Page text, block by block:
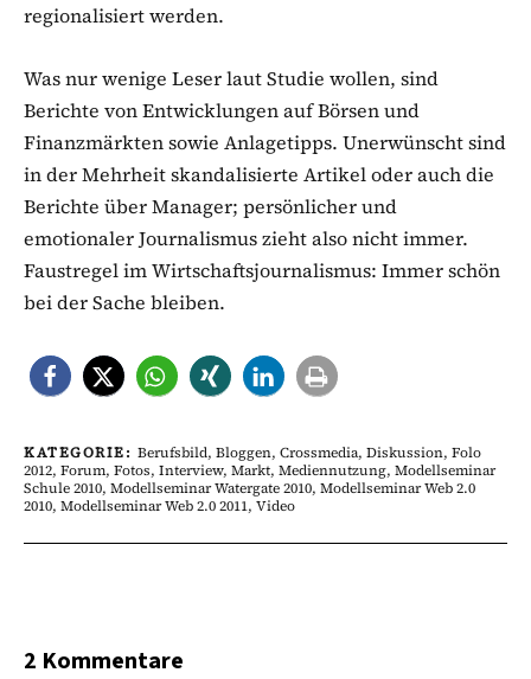
regionalisiert werden.
Was nur wenige Leser laut Studie wollen, sind
Berichte von Entwicklungen auf Börsen und
Finanzmärkten sowie Anlagetipps. Unerwünscht sind
in der Mehrheit skandalisierte Artikel oder auch die
Berichte über Manager; persönlicher und
emotionaler Journalismus zieht also nicht immer.
Faustregel im Wirtschaftsjournalismus: Immer schön
bei der Sache bleiben.
KATEGORIE: Berufsbild, Bloggen, Crossmedia, Diskussion, Folo
2012, Forum, Fotos, Interview, Markt, Mediennutzung, Modellseminar
Schule 2010, Modellseminar Watergate 2010, Modellseminar Web 2.0
2010, Modellseminar Web 2.0 2011, Video
2 Kommentare